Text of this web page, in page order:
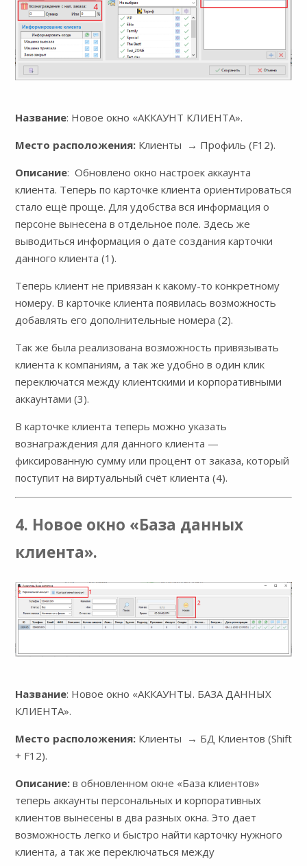
Название: Новое окно «АККАУНТ КЛИЕНТА».
Место расположения: Клиенты → Профиль (F12).
Описание: Обновлено окно настроек аккаунта
клиента. Теперь по карточке клиента ориентироваться
стало ещё проще. Для удобства вся информация о
персоне вынесена в отдельное поле. Здесь же
выводиться информация о дате создания карточки
данного клиента (1).
Теперь клиент не привязан к какому-то конкретному
номеру. В карточке клиента появилась возможность
добавлять его дополнительные номера (2).
Так же была реализована возможность привязывать
клиента к компаниям, а так же удобно в один клик
переключатся между клиентскими и корпоративными
аккаунтами (3).
В карточке клиента теперь можно указать
вознаграждения для данного клиента —
фиксированную сумму или процент от заказа, который
поступит на виртуальный счёт клиента (4).
4. Новое окно «База данных
клиента».
Название: Новое окно «АККАУНТЫ. БАЗА ДАННЫХ
КЛИЕНТА».
Место расположения: Клиенты → БД Клиентов (Shift
+ F12).
Описание: в обновленном окне «База клиентов»
теперь аккаунты персональных и корпоративных
клиентов вынесены в два разных окна. Это дает
возможность легко и быстро найти карточку нужного
клиента, а так же переключаться между